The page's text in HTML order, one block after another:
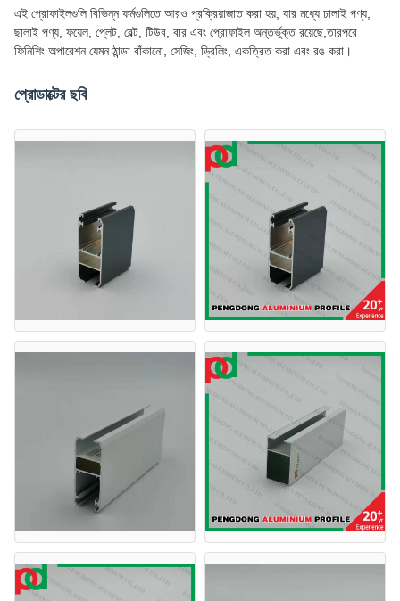
এই প্রোফাইলগুলি বিভিন্ন ফর্মগুলিতে আরও প্রক্রিয়াজাত করা হয়, যার মধ্যে ঢালাই পণ্য,
ছালাই পণ্য, ফয়েল, প্লেট, বেল্ট, টিউব, বার এবং প্রোফাইল অন্তর্ভুক্ত রয়েছে,তারপরে
ফিনিশিং অপারেশন যেমন ঠান্ডা বাঁকানো, সেজিং, ড্রিলিং, একত্রিত করা এবং রঙ করা।
প্রোডাক্টের ছবি